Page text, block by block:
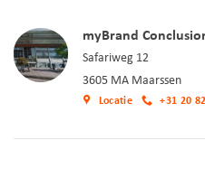
myBrand
Safariweg 12
3605 MA Maarssen
Locatie +31 20